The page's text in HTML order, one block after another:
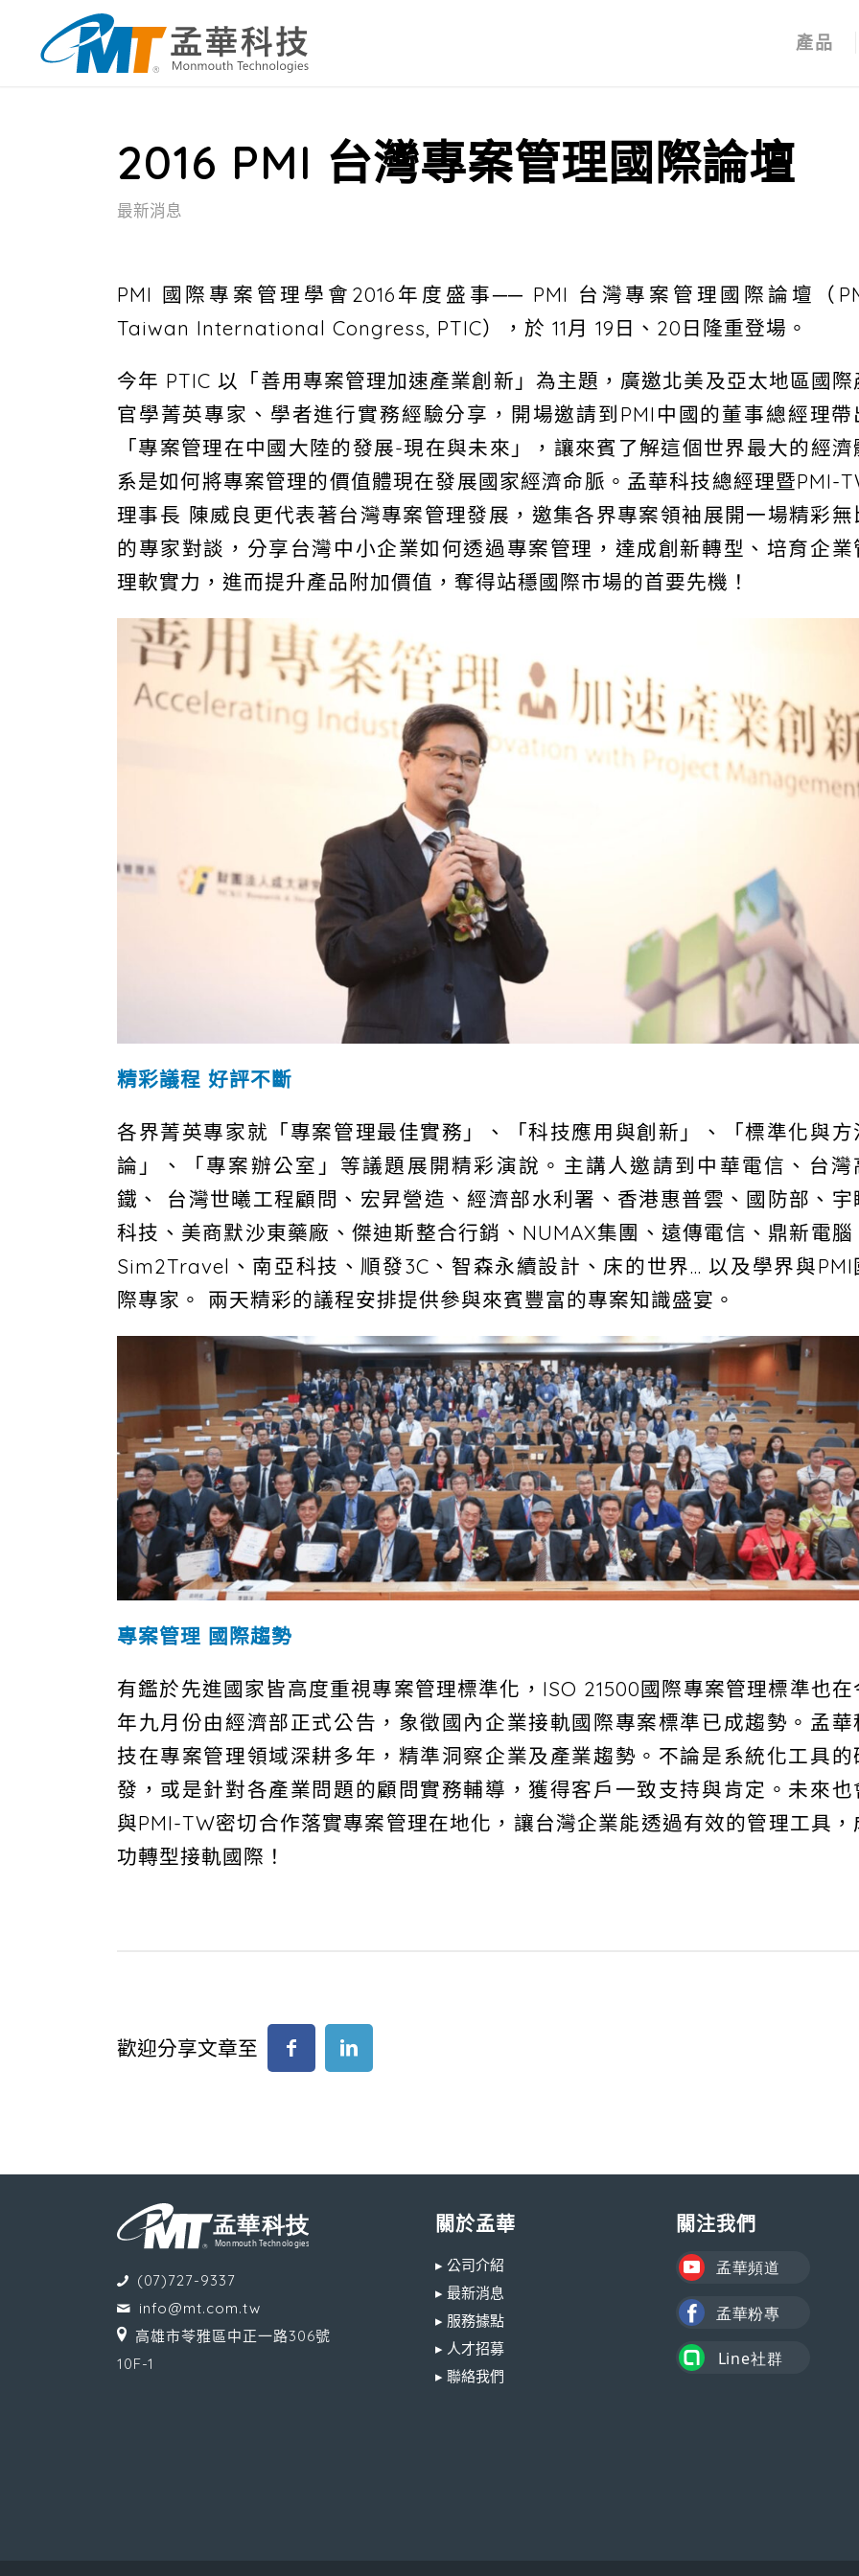
產品
2016 PMI 台灣專案管理國際論壇
最新消息
PMI 國際專案管理學會2016年度盛事── PMI 台灣專案管理國際論壇（
Taiwan International Congress, PTIC），於 11月 19日、20日隆重登場。
今年 PTIC 以「善用專案管理加速產業創新」為主題，廣邀北美及亞太地區國際
官學菁英專家、學者進行實務經驗分享，開場邀請到PMI中國的董事總經理帶
「專案管理在中國大陸的發展-現在與未來」，讓來賓了解這個世界最大的經濟
系是如何將專案管理的價值體現在發展國家經濟命脈。孟華科技總經理暨PMI-
理事長 陳威良更代表著台灣專案管理發展，邀集各界專案領袖展開一場精彩無
的專家對談，分享台灣中小企業如何透過專案管理，達成創新轉型、培育企業
理軟實力，進而提升產品附加價值，奪得站穩國際市場的首要先機！
精彩議程 好評不斷
各界菁英專家就「專案管理最佳實務」、「科技應用與創新」、「標準化與方
論」、「專案辦公室」等議題展開精彩演說。主講人邀請到中華電信、台灣
鐵、 台灣世曦工程顧問、宏昇營造、經濟部水利署、香港惠普雲、國防部、宇
科技、美商默沙東藥廠、傑迪斯整合行銷、NUMAX集團、遠傳電信、鼎新電腦
Sim2Travel、南亞科技、順發3C、智森永續設計、床的世界… 以及學界與PMI
際專家。 兩天精彩的議程安排提供參與來賓豐富的專案知識盛宴。
專案管理 國際趨勢
有鑑於先進國家皆高度重視專案管理標準化，ISO 21500國際專案管理標準也在
年九月份由經濟部正式公告，象徵國內企業接軌國際專案標準已成趨勢。孟華
技在專案管理領域深耕多年，精準洞察企業及產業趨勢。不論是系統化工具的
發，或是針對各產業問題的顧問實務輔導，獲得客戶一致支持與肯定。未來也
與PMI-TW密切合作落實專案管理在地化，讓台灣企業能透過有效的管理工具，
功轉型接軌國際！
歡迎分享文章至
(07)727-9337
info@mt.com.tw
高雄市苓雅區中正一路306號
10F-1
關於孟華
▸ 公司介紹
▸ 最新消息
▸ 服務據點
▸ 人才招募
▸ 聯絡我們
關注我們